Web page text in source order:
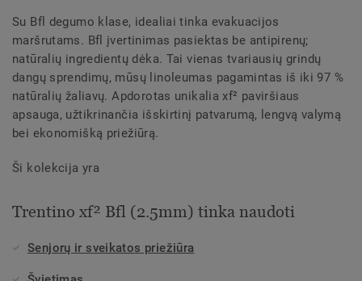
Su Bfl degumo klase, idealiai tinka evakuacijos
maršrutams. Bfl įvertinimas pasiektas be antipirenų;
natūralių ingredientų dėka. Tai vienas tvariausių grindų
dangų sprendimų, mūsų linoleumas pagamintas iš iki 97 %
natūralių žaliavų. Apdorotas unikalia xf² paviršiaus
apsauga, užtikrinančia išskirtinį patvarumą, lengvą valymą
bei ekonomišką priežiūrą.
Ši kolekcija yra
Trentino xf² Bfl (2.5mm) tinka naudoti
Senjorų ir sveikatos priežiūra